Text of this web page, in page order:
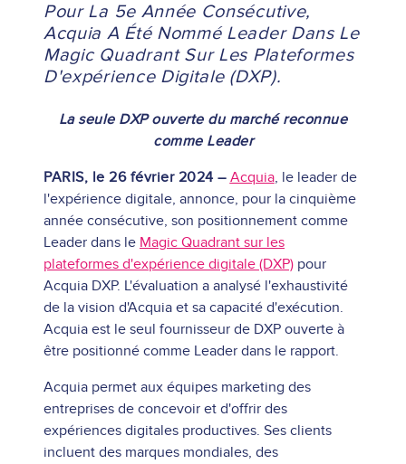
Pour La 5e Année Consécutive,
Acquia A Été Nommé Leader Dans Le
Magic Quadrant Sur Les Plateformes
D'expérience Digitale (DXP).
La seule DXP ouverte du marché reconnue
comme Leader
PARIS, le 26 février 2024 – Acquia, le leader de
l'expérience digitale, annonce, pour la cinquième
année consécutive, son positionnement comme
Leader dans le Magic Quadrant sur les
plateformes d'expérience digitale (DXP) pour
Acquia DXP. L'évaluation a analysé l'exhaustivité
de la vision d'Acquia et sa capacité d'exécution.
Acquia est le seul fournisseur de DXP ouverte à
être positionné comme Leader dans le rapport.
Acquia permet aux équipes marketing des
entreprises de concevoir et d'offrir des
expériences digitales productives. Ses clients
incluent des marques mondiales, des